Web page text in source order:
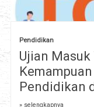
Pendidikan
Ujian Masuk
Pendidikan
» selengkapnya